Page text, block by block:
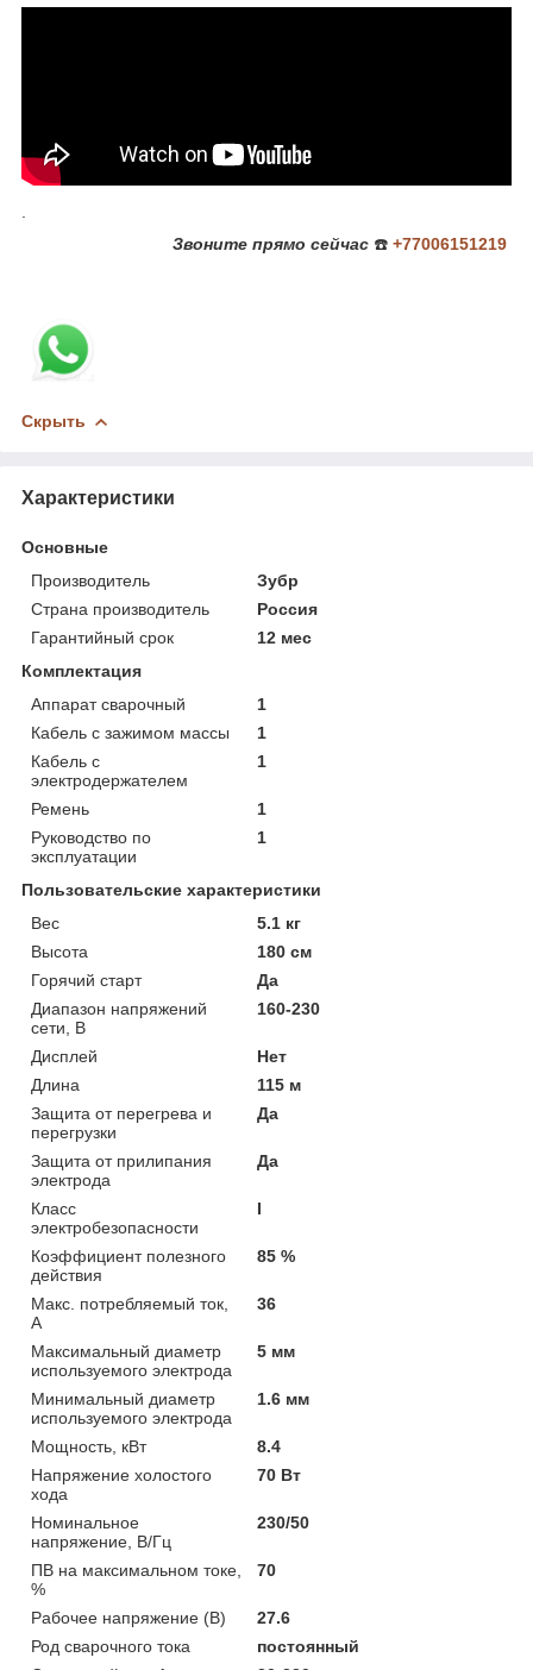
.
Звоните прямо сейчас ☎️ +77006151219
Скрыть
Характеристики
Основные
Производитель
Зубр
Страна производитель
Россия
Гарантийный срок
12 мес
Комплектация
Аппарат сварочный
1
Кабель с зажимом массы
1
Кабель с
электродержателем
1
Ремень
1
Руководство по
эксплуатации
1
Пользовательские характеристики
Вес
5.1 кг
Высота
180 см
Горячий старт
Да
Диапазон напряжений
сети, В
160-230
Дисплей
Нет
Длина
115 м
Защита от перегрева и
перегрузки
Да
Защита от прилипания
электрода
Да
Класс
электробезопасности
I
Коэффициент полезного
действия
85 %
Макс. потребляемый ток,
А
36
Максимальный диаметр
используемого электрода
5 мм
Минимальный диаметр
используемого электрода
1.6 мм
Мощность, кВт
8.4
Напряжение холостого
хода
70 Вт
Номинальное
напряжение, В/Гц
230/50
ПВ на максимальном токе,
%
70
Рабочее напряжение (В)
27.6
Род сварочного тока
постоянный